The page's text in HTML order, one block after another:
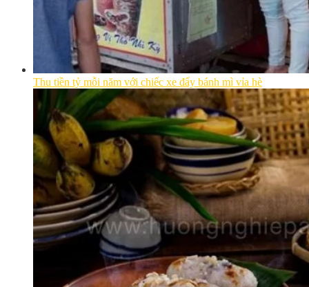
Thu tiền tỷ mỗi năm với chiếc xe đẩy bánh mì vỉa hè